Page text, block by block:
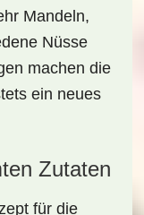
Mandeln,
Nüsse
machen die
ein neues
Zutaten
für die